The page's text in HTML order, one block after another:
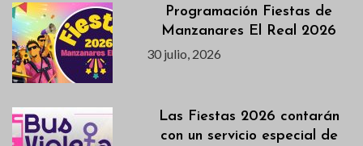
Programación Fiestas de
Manzanares El Real 2026
30 julio, 2026
Las Fiestas 2026 contarán
con un servicio especial de